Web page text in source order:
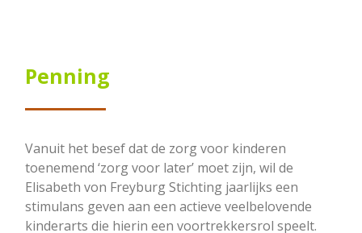
Penning
Vanuit het besef dat de zorg voor kinderen
toenemend ‘zorg voor later’ moet zijn, wil de
Elisabeth von Freyburg Stichting jaarlijks een
stimulans geven aan een actieve veelbelovende
kinderarts die hierin een voortrekkersrol speelt.